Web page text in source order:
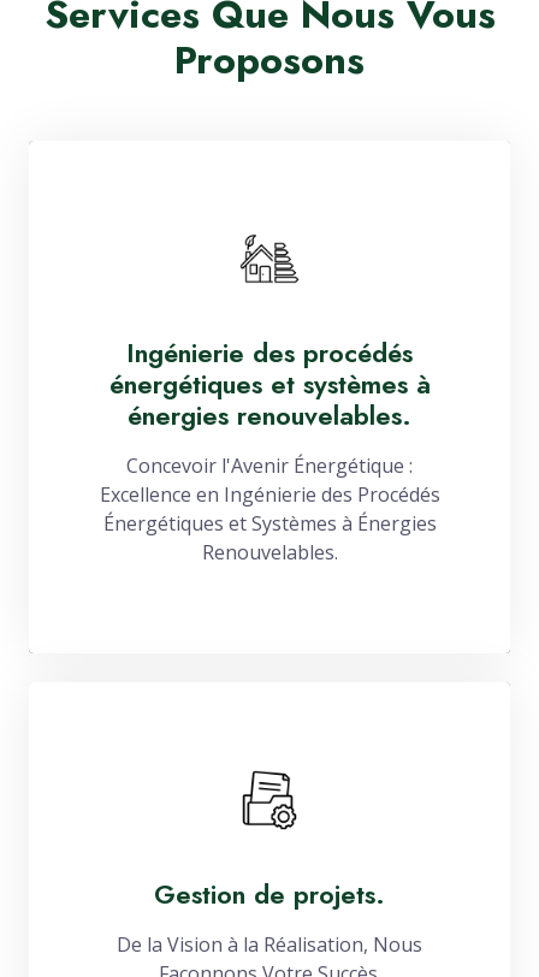
Services Que Nous Vous
Proposons
Ingénierie des procédés
énergétiques et systèmes à
énergies renouvelables.
Concevoir l'Avenir Énergétique :
Excellence en Ingénierie des Procédés
Énergétiques et Systèmes à Énergies
Renouvelables.
Gestion de projets.
De la Vision à la Réalisation, Nous